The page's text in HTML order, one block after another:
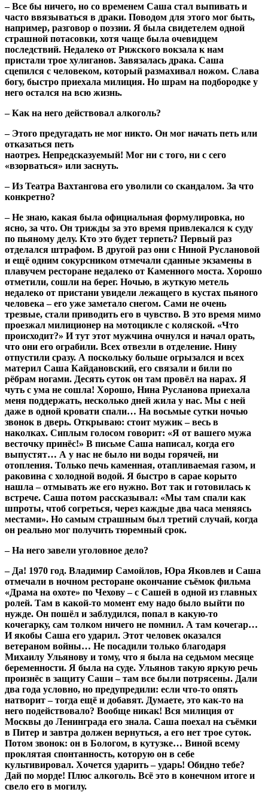
– Все бы ничего, но со временем Саша стал выпивать и
часто ввязываться в драки. Поводом для этого мог быть,
например, разговор о поэзии. Я была свидетелем одной
страшной потасовки, хотя чаще была очевидцем
последствий. Недалеко от Рижского вокзала к нам
пристали трое хулиганов. Завязалась драка. Саша
сцепился с человеком, который размахивал ножом. Слава
богу, быстро приехала милиция. Но шрам на подбородке у
него остался на всю жизнь.
– Как на него действовал алкоголь?
– Этого предугадать не мог никто. Он мог начать петь или
отказаться петь
наотрез. Непредсказуемый! Мог ни с того, ни с сего
«взорваться» или заснуть.
– Из Театра Вахтангова его уволили со скандалом. За что
конкретно?
– Не знаю, какая была официальная формулировка, но
ясно, за что. Он трижды за это время привлекался к суду
по пьяному делу. Кто это будет терпеть? Первый раз
отделался штрафом. В другой раз они с Ниной Руслановой
и ещё одним сокурсником отмечали сданные экзамены в
плавучем ресторане недалеко от Каменного моста. Хорошо
отметили, сошли на берег. Ночью, в жуткую метель
недалеко от пристани увидели лежащего в кустах пьяного
человека – его уже заметало снегом. Сами не очень
трезвые, стали приводить его в чувство. В это время мимо
проезжал милиционер на мотоцикле с коляской. «Что
происходит?» И тут этот мужчина очнулся и начал орать,
что они его ограбили. Всех отвезли в отделение. Нину
отпустили сразу. А поскольку больше огрызался и всех
материл Саша Кайдановский, его связали и били по
рёбрам ногами. Десять суток он там провёл на нарах. Я
чуть с ума не сошла! Хорошо, Нина Русланова приехала
меня поддержать, несколько дней жила у нас. Мы с ней
даже в одной кровати спали… На восьмые сутки ночью
звонок в дверь. Открываю: стоит мужик – весь в
наколках. Сиплым голосом говорит: «Я от вашего мужа
весточку принёс!» В письме Саша написал, когда его
выпустят… А у нас не было ни воды горячей, ни
отопления. Только печь каменная, отапливаемая газом, и
раковина с холодной водой. Я быстро в сарае корыто
нашла – отмывать же его нужно. Вот так и готовилась к
встрече. Саша потом рассказывал: «Мы там спали как
шпроты, чтоб согреться, через каждые два часа меняясь
местами». Но самым страшным был третий случай, когда
он реально мог получить тюремный срок.
– На него завели уголовное дело?
– Да! 1970 год. Владимир Самойлов, Юра Яковлев и Саша
отмечали в ночном ресторане окончание съёмок фильма
«Драма на охоте» по Чехову – с Сашей в одной из главных
ролей. Там в какой-то момент ему надо было выйти по
нужде. Он пошёл и заблудился, попал в какую-то
кочегарку, сам толком ничего не помнил. А там кочегар…
И якобы Саша его ударил. Этот человек оказался
ветераном войны… Не посадили только благодаря
Михаилу Ульянову и тому, что я была на седьмом месяце
беременности. Я была на суде. Ульянов такую яркую речь
произнёс в защиту Саши – там все были потрясены. Дали
два года условно, но предупредили: если что-то опять
натворит – тогда ещё и добавят. Думаете, это как-то на
него подействовало? Вообще никак! Вся милиция от
Москвы до Ленинграда его знала. Саша поехал на съёмки
в Питер и завтра должен вернуться, а его нет трое суток.
Потом звонок: он в Бологом, в кутузке… Виной всему
проклятая спонтанность, которую он в себе
культивировал. Хочется ударить – ударь! Обидно тебе?
Дай по морде! Плюс алкоголь. Всё это в конечном итоге и
свело его в могилу.